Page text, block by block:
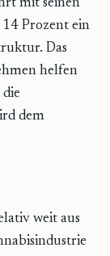
mit seinen
Prozent ein
Das
helfen
die
dem
weit aus